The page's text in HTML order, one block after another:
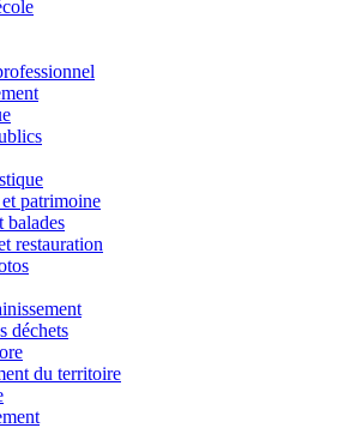
patrimoine
balades
restauration
déchets
du territoire